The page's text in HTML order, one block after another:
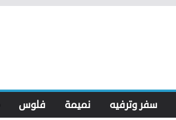
سفر وترفيه نميمة فلوس